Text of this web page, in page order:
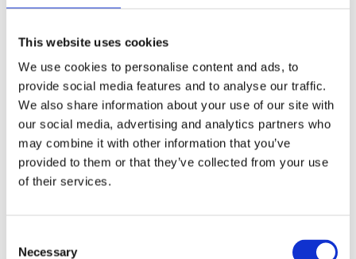
This website uses cookies
We use cookies to personalise content and ads, to
provide social media features and to analyse our traffic.
We also share information about your use of our site with
our social media, advertising and analytics partners who
may combine it with other information that you’ve
provided to them or that they’ve collected from your use
of their services.
Selection
Necessary
🛒
Besteld Verzonden Geleverd
Snelle levering uit eigen voorraad
Achteraf betalen met Klarna
Gratis verzending vanaf €50
iDEALKlarna